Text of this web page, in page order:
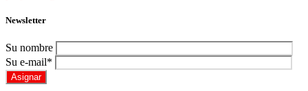
Newsletter
Su nombre
Su e-mail*